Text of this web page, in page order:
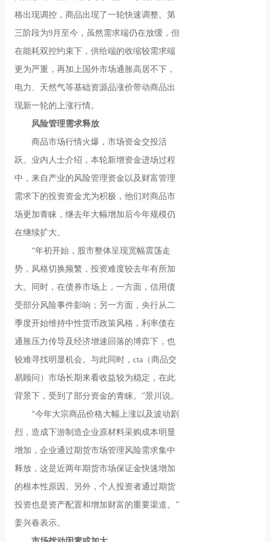
格出现调控，商品出现了一轮快速调整。第
三阶段为9月至今，虽然需求端仍在放缓，但
在能耗双控约束下，供给端的收缩较需求端
更为严重，再加上国外市场通胀高居不下，
电力、天然气等基础资源品涨价带动商品出
现新一轮的上涨行情。
风险管理需求释放
商品市场行情火爆，市场资金交投活
跃。业内人士介绍，本轮新增资金进场过程
中，来自产业的风险管理资金以及财富管理
需求下的投资资金尤为积极，他们对商品市
场更加青睐，继去年大幅增加后今年规模仍
在继续扩大。
“年初开始，股市整体呈现宽幅震荡走
势，风格切换频繁，投资难度较去年有所加
大。同时，在债券市场上，一方面，信用债
受部分风险事件影响；另一方面，央行从二
季度开始维持中性货币政策风格，利率债在
通胀压力传导及经济增速回落的博弈下，也
较难寻找明显机会。与此同时，cta（商品交
易顾问）市场长期来看收益较为稳定，在此
背景下，受到了部分资金的青睐。”景川说。
“今年大宗商品价格大幅上涨以及波动剧
烈，造成下游制造企业原材料采购成本明显
增加，企业通过期货市场管理风险需求集中
释放，这是近两年期货市场保证金快速增加
的根本性原因。另外，个人投资者通过期货
投资也是资产配置和增加财富的重要渠道。”
姜兴春表示。